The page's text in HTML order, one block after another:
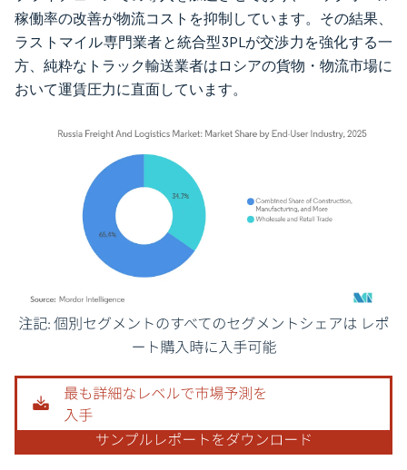
稼働率の改善が物流コストを抑制しています。その結果、
ラストマイル専門業者と統合型3PLが交渉力を強化する一
方、純粋なトラック輸送業者はロシアの貨物・物流市場に
おいて運賃圧力に直面しています。
画像 © Mordor Intelligence。再利用にはCC BY 4.0の表示が必要です。